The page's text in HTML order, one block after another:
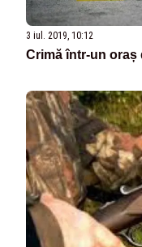
3 iul. 2019, 10:12
Crimă într-un oraș